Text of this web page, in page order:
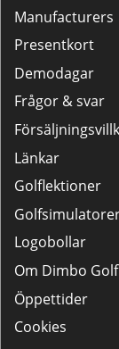
Manufacturers
Presentkort
Demodagar
Frågor & svar
Länkar
Golflektioner
Logobollar
Om Dimbo Golf
Öppettider
Cookies